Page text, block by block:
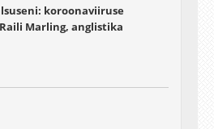
koroonaviiruse
Marling, anglistika